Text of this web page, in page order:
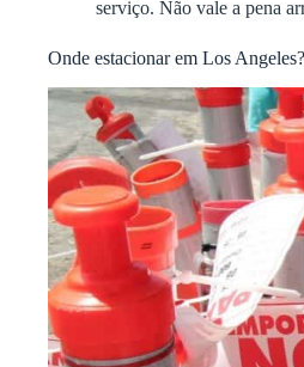
serviço. Não vale a pena
Onde estacionar em Los Angeles?